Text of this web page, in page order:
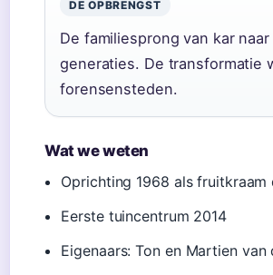
DE OPBRENGST
De familiesprong van kar
generaties. De transformatie
forensensteden.
Wat we weten
Oprichting 1968 als fruitkraam
Eerste tuincentrum 2014
Eigenaars: Ton en Martien van